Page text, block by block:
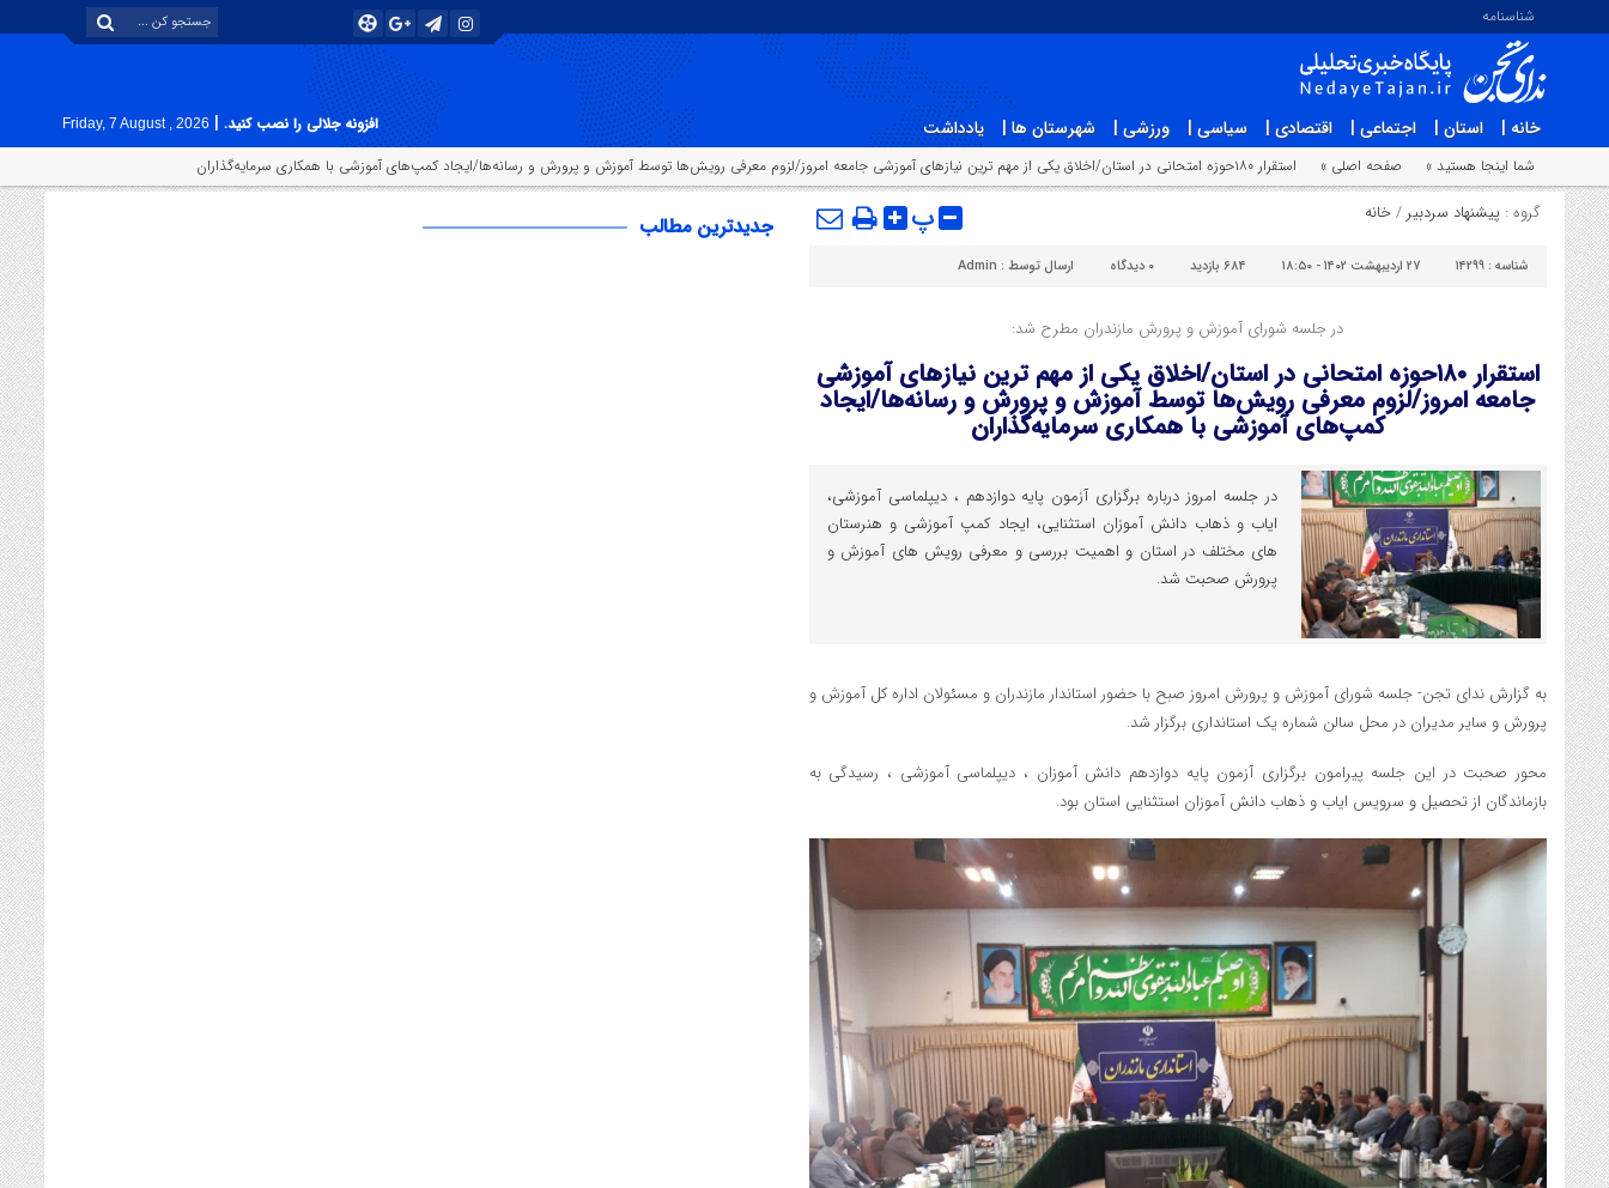
شناسنامه
خانه | استان | اجتماعی | اقتصادی | سیاسی | ورزشی | شهرستان ها | یادداشت افزونه جلالی را نصب کنید. |
Friday, 7 August , 2026
شما اینجا هستید » صفحه اصلی » استقرار ۱۸۰حوزه امتحانی در استان/اخلاق یکی از مهم ترین نیازهای آموزشی جامعه امروز/لزوم معرفی رویش‌ها توسط آموزش و پرورش و رسانه‌ها/ایجاد کمپ‌های آموزشی با همکاری سرمایه‌گذاران
گروه : پیشنهاد سردبیر /خانه پ
شناسه : ۱۴۲۹۹ ۲۷ اردیبهشت ۱۴۰۲ - ۱۸:۵۰ ۶۸۴ بازدید ۰ دیدگاه ارسال توسط : Admin
در جلسه شورای آموزش و پرورش مازندران مطرح شد:
استقرار ۱۸۰حوزه امتحانی در استان/اخلاق یکی از مهم ترین نیازهای آموزشی
جامعه امروز/لزوم معرفی رویش‌ها توسط آموزش و پرورش و رسانه‌ها/ایجاد
کمپ‌های آموزشی با همکاری سرمایه‌گذاران
در جلسه امروز درباره برگزاری آزمون پایه دوازدهم ، دیپلماسی آموزشی،
ایاب و ذهاب دانش آموزان استثنایی، ایجاد کمپ آموزشی و هنرستان
های مختلف در استان و اهمیت بررسی و معرفی رویش های آموزش و
پرورش صحبت شد.
به گزارش ندای تجن- جلسه شورای آموزش و پرورش امروز صبح با حضور استاندار مازندران و مسئولان اداره کل آموزش و
پرورش و سایر مدیران در محل سالن شماره یک استانداری برگزار شد.
محور صحبت در این جلسه پیرامون برگزاری آزمون پایه دوازدهم دانش آموزان ، دیپلماسی آموزشی ، رسیدگی به
بازماندگان از تحصیل و سرویس ایاب و ذهاب دانش آموزان استثنایی استان بود.
جدیدترین مطالب